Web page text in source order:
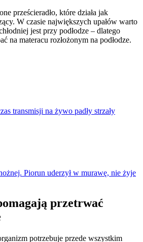
prześcieradło, które działa jak
W czasie największych upałów warto
jest przy podłodze – dlatego
na materacu rozłożonym na podłodze.
transmisji na żywo padły strzały
Piorun uderzył w murawę, nie żyje
przetrwać
potrzebuje przede wszystkim